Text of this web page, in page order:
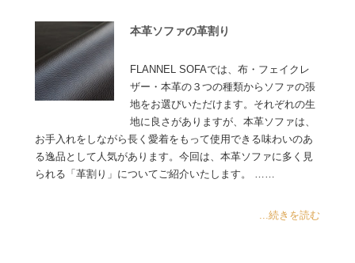
本革ソファの革割り
FLANNEL SOFAでは、布・フェイクレ
ザー・本革の３つの種類からソファの張
地をお選びいただけます。それぞれの生
地に良さがありますが、本革ソファは、
お手入れをしながら長く愛着をもって使用できる味わいのあ
る逸品として人気があります。今回は、本革ソファに多く見
られる「革割り」についてご紹介いたします。 ……
...続きを読む